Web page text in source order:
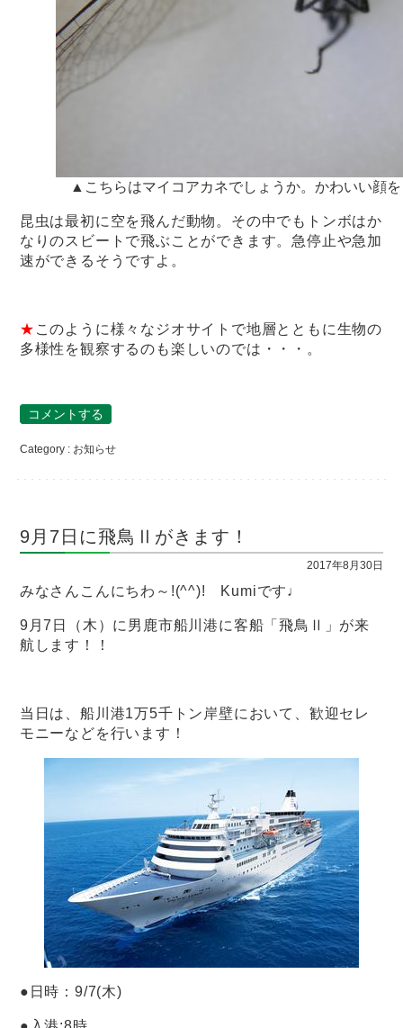
▲こちらはマイコアカネでしょうか。かわいい顔を
昆虫は最初に空を飛んだ動物。その中でもトンボはか
なりのスビートで飛ぶことができます。急停止や急加
速ができるそうですよ。
★ このように様々なジオサイトで地層とともに生物の
多様性を観察するのも楽しいのでは・・・。
コメントする
Category : お知らせ
9月7日に飛鳥Ⅱがきます！
2017年8月30日
みなさんこんにちわ～!(^^)! Kumiです♩
9月7日（木）に男鹿市船川港に客船「飛鳥Ⅱ」が来
航します！！
当日は、船川港1万5千トン岸壁において、歓迎セレ
モニーなどを行います！
●日時：9/7(木)